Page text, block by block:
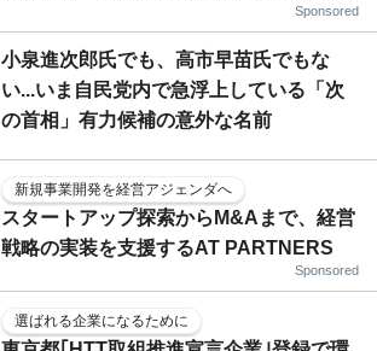
Sponsored
小泉進次郎氏でも、高市早苗氏でもな
い...いま自民党内で急浮上している「次
の首相」有力候補の意外な名前
新規事業開発を経営アジェンダへ
スタートアップ探索からM&Aまで、経営
戦略の実装を支援するAT PARTNERS
Sponsored
選ばれる企業になるために